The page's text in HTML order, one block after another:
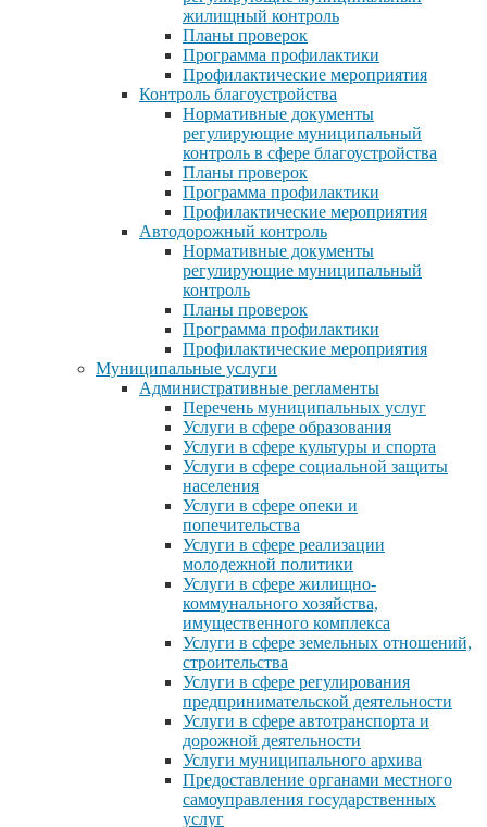
жилищный контроль
Планы проверок
Программа профилактики
Профилактические мероприятия
Контроль благоустройства
Нормативные документы
регулирующие муниципальный
контроль в сфере благоустройства
Планы проверок
Программа профилактики
Профилактические мероприятия
Автодорожный контроль
Нормативные документы
регулирующие муниципальный
контроль
Планы проверок
Программа профилактики
Профилактические мероприятия
Муниципальные услуги
Административные регламенты
Перечень муниципальных услуг
Услуги в сфере образования
Услуги в сфере культуры и спорта
Услуги в сфере социальной защиты
населения
Услуги в сфере опеки и
попечительства
Услуги в сфере реализации
молодежной политики
Услуги в сфере жилищно-
коммунального хозяйства,
имущественного комплекса
Услуги в сфере земельных отношений,
строительства
Услуги в сфере регулирования
предпринимательской деятельности
Услуги в сфере автотранспорта и
дорожной деятельности
Услуги муниципального архива
Предоставление органами местного
самоуправления государственных
услуг